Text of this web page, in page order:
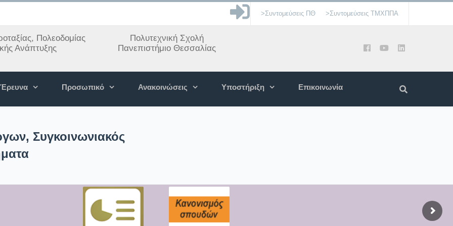
>Συντομεύσεις ΠΘ >Συντομεύσεις ΤΜΧΠΠΑ
Πολεοδομίας
Ανάπτυξης
Πολυτεχνική Σχολή
Πανεπιστήμιο Θεσσαλίας
Έρευνα Προσωπικό Ανακοινώσεις Υποστήριξη Επικοινωνία
Συγκοινωνιακός